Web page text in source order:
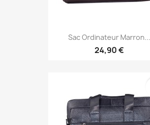
Sac Ordinateur Marron...
24,90 €